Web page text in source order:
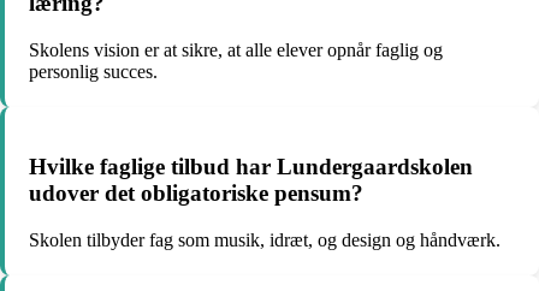
Skolens vision er at sikre, at alle elever opnår faglig og
personlig succes.
Hvilke faglige tilbud har Lundergaardskolen
udover det obligatoriske pensum?
Skolen tilbyder fag som musik, idræt, og design og håndværk.